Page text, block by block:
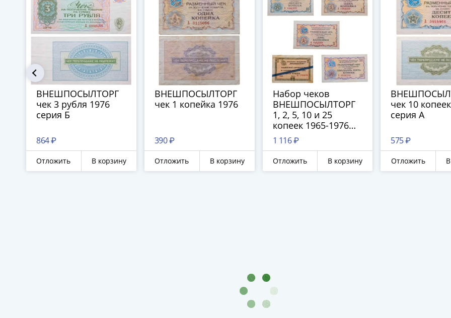
ВНЕШПОСЫЛТОРГ
чек 3 рубля 1976
серия Б
864 ₽
Отложить В корзину
ВНЕШПОСЫЛТОРГ
чек 1 копейка 1976
390 ₽
Отложить В корзину
Набор чеков
ВНЕШПОСЫЛТОРГ
1, 2, 5, 10 и 25
копеек 1965-1976
года (5 бон)
1 116 ₽
Отложить В корзину
чек 10
серия А
575 ₽
Отложить